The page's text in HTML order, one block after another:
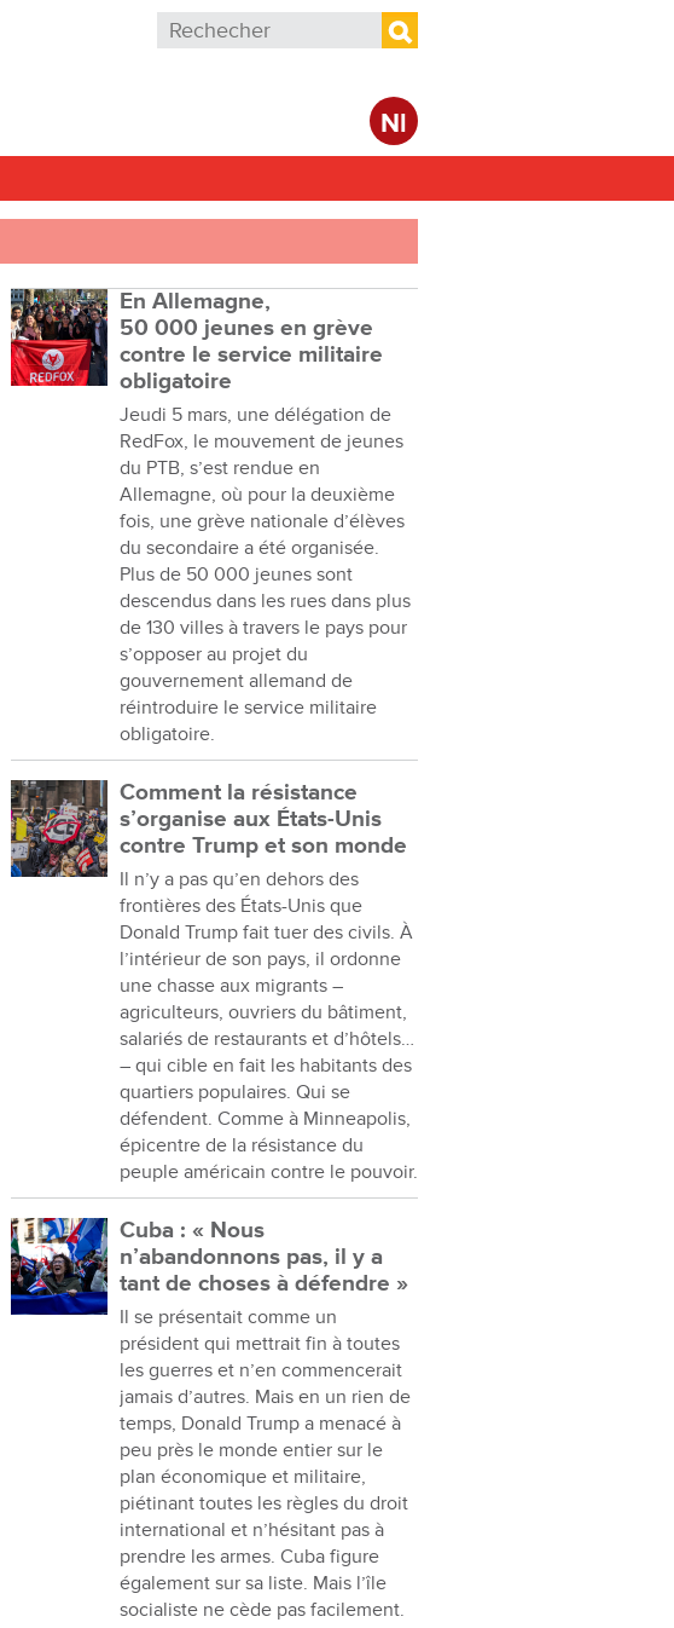
Formulaire de recherche
Rechercher
Nl
En Allemagne,
50 000 jeunes en grève
contre le service militaire
obligatoire
Jeudi 5 mars, une délégation de
RedFox, le mouvement de jeunes
du PTB, s’est rendue en
Allemagne, où pour la deuxième
fois, une grève nationale d’élèves
du secondaire a été organisée.
Plus de 50 000 jeunes sont
descendus dans les rues dans plus
de 130 villes à travers le pays pour
s’opposer au projet du
gouvernement allemand de
réintroduire le service militaire
obligatoire.
Comment la résistance
s’organise aux États-Unis
contre Trump et son monde
Il n’y a pas qu’en dehors des
frontières des États-Unis que
Donald Trump fait tuer des civils. À
l’intérieur de son pays, il ordonne
une chasse aux migrants –
agriculteurs, ouvriers du bâtiment,
salariés de restaurants et d’hôtels…
– qui cible en fait les habitants des
quartiers populaires. Qui se
défendent. Comme à Minneapolis,
épicentre de la résistance du
peuple américain contre le pouvoir.
Cuba : « Nous
n’abandonnons pas, il y a
tant de choses à défendre »
Il se présentait comme un
président qui mettrait fin à toutes
les guerres et n’en commencerait
jamais d’autres. Mais en un rien de
temps, Donald Trump a menacé à
peu près le monde entier sur le
plan économique et militaire,
piétinant toutes les règles du droit
international et n’hésitant pas à
prendre les armes. Cuba figure
également sur sa liste. Mais l’île
socialiste ne cède pas facilement.